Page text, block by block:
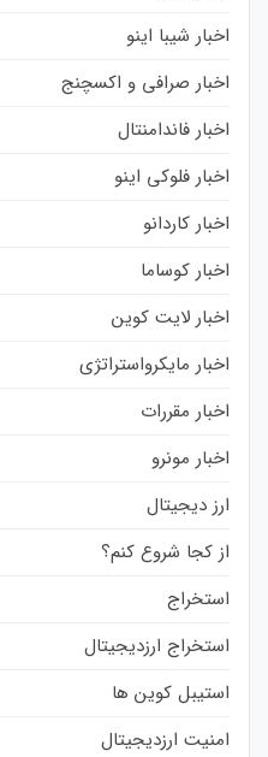
اخبار شیبا اینو
اخبار صرافی و اکسچنج
اخبار فاندامنتال
اخبار فلوکی اینو
اخبار کاردانو
اخبار کوساما
اخبار لایت کوین
اخبار مایکرواستراتژی
اخبار مقررات
اخبار مونرو
ارز دیجیتال
از کجا شروع کنم؟
استخراج
استخراج ارزدیجیتال
استیبل کوین ها
امنیت ارزدیجیتال